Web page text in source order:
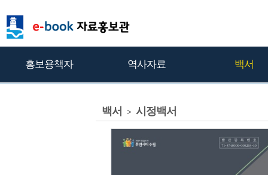
홍보용책자 역사자료 백서
백서 > 시정백서